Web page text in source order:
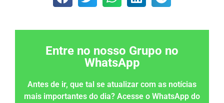
Entre no nosso Grupo no
WhatsApp
Antes de ir, que tal se atualizar com as notícias
mais importantes do dia? Acesse o WhatsApp do